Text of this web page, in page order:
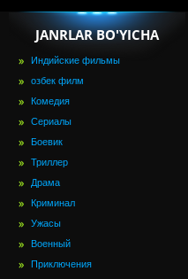
JANRLAR BO'YICHA
Индийские фильмы
озбек филм
Комедия
Сериалы
Боевик
Триллер
Драма
Криминал
Ужасы
Военный
Приключения